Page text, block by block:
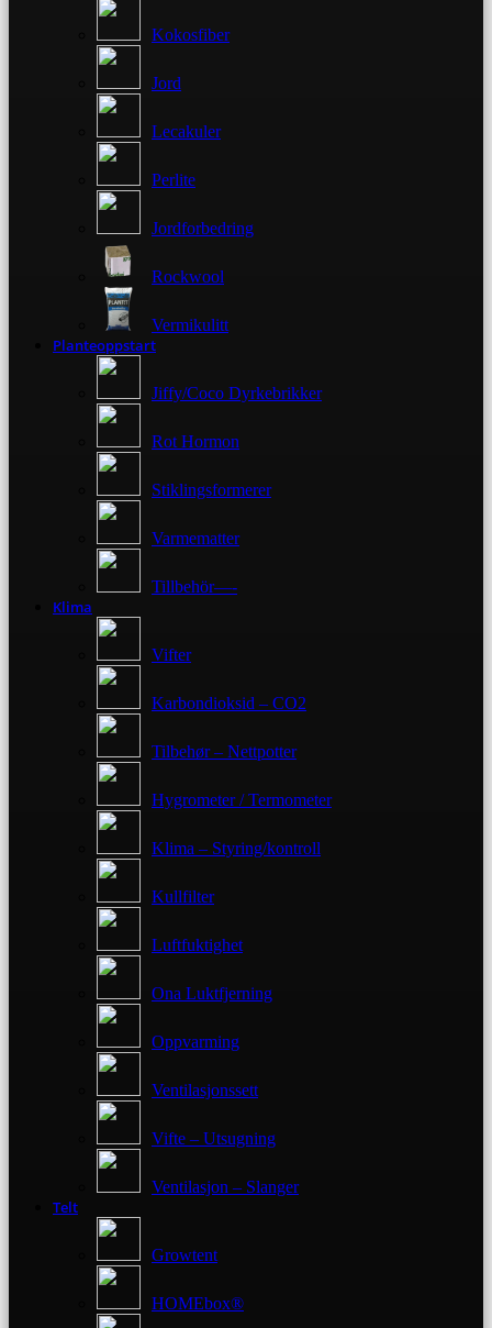
Kokosfiber
Jord
Lecakuler
Perlite
Jordforbedring
Rockwool
Vermikulitt
Planteoppstart
Jiffy/Coco Dyrkebrikker
Rot Hormon
Stiklingsformerer
Varmematter
Tillbehör—-
Klima
Vifter
Karbondioksid – CO2
Tilbehør – Nettpotter
Hygrometer / Termometer
Klima – Styring/kontroll
Kullfilter
Luftfuktighet
Ona Luktfjerning
Oppvarming
Ventilasjonssett
Vifte – Utsugning
Ventilasjon – Slanger
Telt
Growtent
HOMEbox®